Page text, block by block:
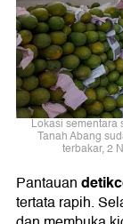
Lokasi sementara
Tanah Abang
terbakar, 2
Pantauan
tertata rapih.